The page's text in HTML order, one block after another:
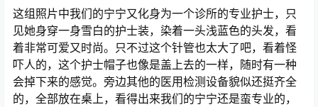
这组照片中我们的宁宁又化身为一个诊所的专业护士，只
见她身穿一身雪白的护士装，染着一头浅蓝色的头发，看
着非常可爱又时尚。只不过这个针管也太大了吧，看着怪
吓人的，这个护士帽子也像是盖上去的一样，随时有一种
会掉下来的感觉。旁边其他的医用检测设备貌似还挺齐全
的，全部放在桌上，看得出来我们的宁宁还是蛮专业的，